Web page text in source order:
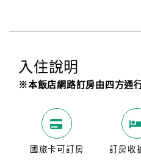
入住說明
※本飯店網路訂房由四方通
國旅卡可訂房 訂房收